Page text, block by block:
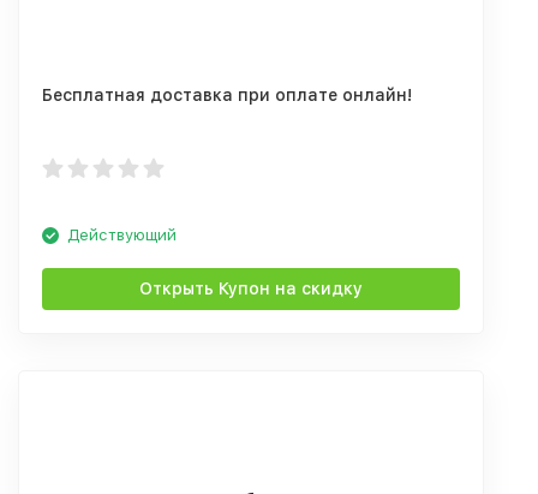
Бесплатная доставка при оплате онлайн!
Действующий
Открыть Купон на скидку